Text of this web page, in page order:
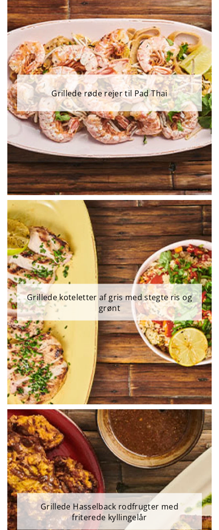
Grillede røde rejer til Pad Thai
Grillede koteletter af gris med stegte ris og
grønt
Grillede Hasselback rodfrugter med
friterede kyllingelår